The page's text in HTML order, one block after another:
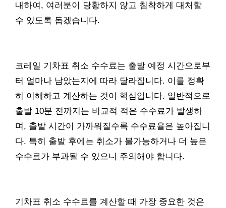
내하여, 여러분이 당황하지 않고 침착하게 대처할
수 있도록 돕겠습니다.
코레일 기차표 취소 수수료는 출발 예정 시간으로부
터 얼마나 남았는지에 따라 달라집니다. 이를 정확
히 이해하고 계산하는 것이 핵심입니다. 일반적으로
출발 10분 전까지는 비교적 적은 수수료가 발생하
며, 출발 시간이 가까워질수록 수수료율은 높아집니
다. 특히 출발 후에는 취소가 불가능하거나 더 높은
수수료가 부과될 수 있으니 주의해야 합니다.
기차표 취소 수수료를 계산할 때 가장 중요한 것은